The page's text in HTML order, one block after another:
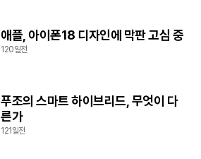
애플, 아이폰18 디자인에 막판 고심 중
120일전
푸조의 스마트 하이브리드, 무엇이 다
른가
121일전